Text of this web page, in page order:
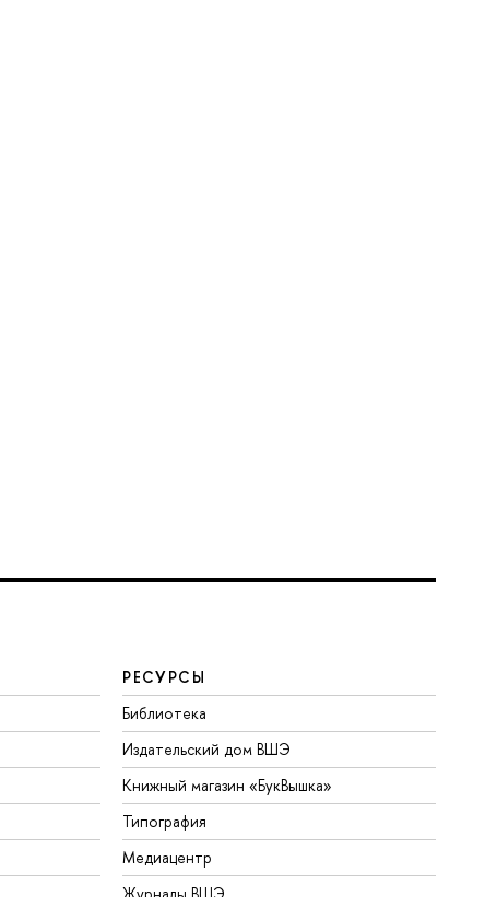
РЕСУРСЫ
Библиотека
Издательский дом ВШЭ
Книжный магазин «БукВышка»
Типография
Медиацентр